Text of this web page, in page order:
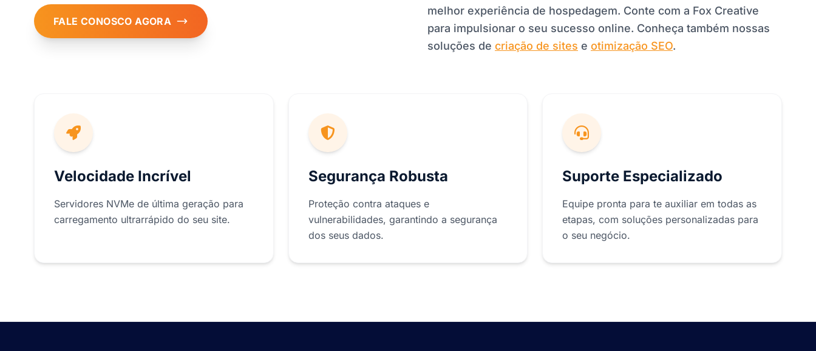
FALE CONOSCO AGORA
melhor experiência de hospedagem. Conte com a Fox Creative
para impulsionar o seu sucesso online. Conheça também nossas
soluções de criação de sites e otimização SEO.
Velocidade Incrível
Servidores NVMe de última geração para
carregamento ultrarrápido do seu site.
Segurança Robusta
Proteção contra ataques e
vulnerabilidades, garantindo a segurança
dos seus dados.
Suporte Especializado
Equipe pronta para te auxiliar em todas as
etapas, com soluções personalizadas para
o seu negócio.